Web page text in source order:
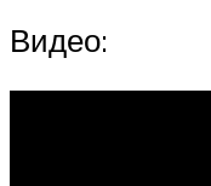
Видео: